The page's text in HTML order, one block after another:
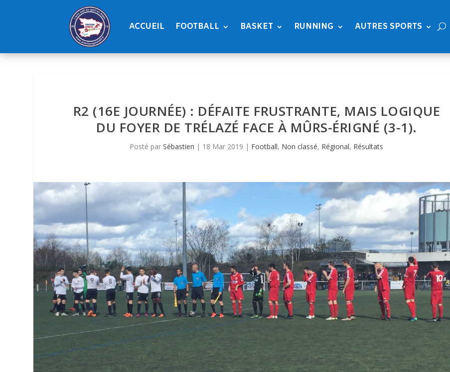
ACCUEIL FOOTBALL BASKET RUNNING AUTRES SPORTS
R2 (16E JOURNÉE) : DÉFAITE FRUSTRANTE, MAIS LOGIQUE
DU FOYER DE TRÉLAZÉ FACE À MÛRS-ÉRIGNÉ (3-1).
Posté parSébastien | 18 Mar 2019 | Football, Non classé, Régional, Résultats